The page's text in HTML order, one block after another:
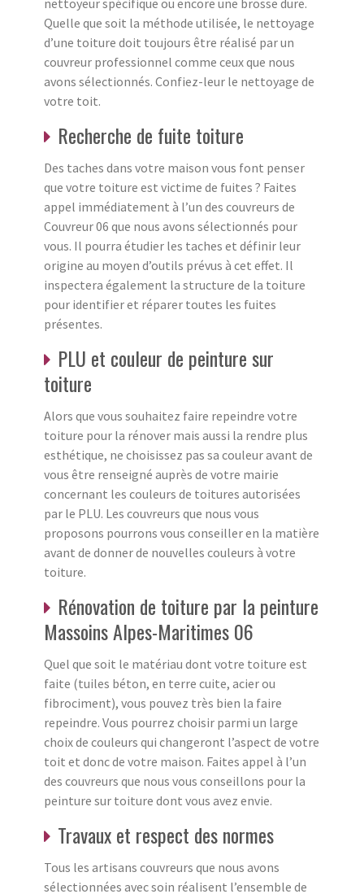
Quelle que soit la méthode utilisée, le nettoyage
d’une toiture doit toujours être réalisé par un
couvreur professionnel comme ceux que nous
avons sélectionnés. Confiez-leur le nettoyage de
votre toit.
Recherche de fuite toiture
Des taches dans votre maison vous font penser
que votre toiture est victime de fuites ? Faites
appel immédiatement à l’un des couvreurs de
Couvreur 06 que nous avons sélectionnés pour
vous. Il pourra étudier les taches et définir leur
origine au moyen d’outils prévus à cet effet. Il
inspectera également la structure de la toiture
pour identifier et réparer toutes les fuites
présentes.
PLU et couleur de peinture sur
toiture
Alors que vous souhaitez faire repeindre votre
toiture pour la rénover mais aussi la rendre plus
esthétique, ne choisissez pas sa couleur avant de
vous être renseigné auprès de votre mairie
concernant les couleurs de toitures autorisées
par le PLU. Les couvreurs que nous vous
proposons pourrons vous conseiller en la matière
avant de donner de nouvelles couleurs à votre
toiture.
Rénovation de toiture par la peinture
Massoins Alpes-Maritimes 06
Quel que soit le matériau dont votre toiture est
faite (tuiles béton, en terre cuite, acier ou
fibrociment), vous pouvez très bien la faire
repeindre. Vous pourrez choisir parmi un large
choix de couleurs qui changeront l’aspect de votre
toit et donc de votre maison. Faites appel à l’un
des couvreurs que nous vous conseillons pour la
peinture sur toiture dont vous avez envie.
Travaux et respect des normes
Tous les artisans couvreurs que nous avons
sélectionnées avec soin réalisent l’ensemble de